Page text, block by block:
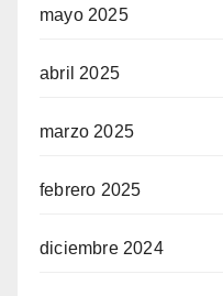
mayo 2025
abril 2025
marzo 2025
febrero 2025
diciembre 2024